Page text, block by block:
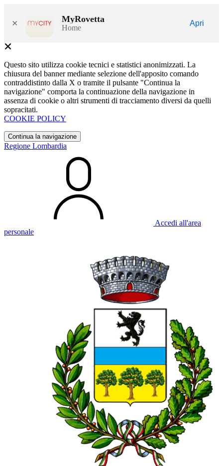
× MyRovetta
Home
Apri
Questo sito utilizza cookie tecnici e statistici anonimizzati. La
chiusura del banner mediante selezione dell'apposito comando
contraddistinto dalla X o tramite il pulsante "Continua la
navigazione" comporta la continuazione della navigazione in
assenza di cookie o altri strumenti di tracciamento diversi da quelli
sopracitati.
COOKIE POLICY
Continua la navigazione
Regione Lombardia
Accedi all'area
personale